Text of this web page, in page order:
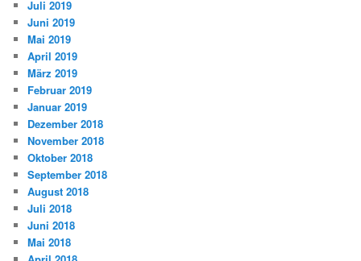
Juli 2019
Juni 2019
Mai 2019
April 2019
März 2019
Februar 2019
Januar 2019
Dezember 2018
November 2018
Oktober 2018
September 2018
August 2018
Juli 2018
Juni 2018
Mai 2018